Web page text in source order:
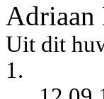
Adriaan
Uit dit
1.